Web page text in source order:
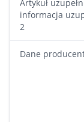
Artykuł
informacja
2
Dane